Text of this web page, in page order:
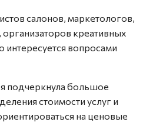
салонов, маркетологов,
креативных
интересуется вопросами
подчеркнула большое
стоимости услуг и
на ценовые